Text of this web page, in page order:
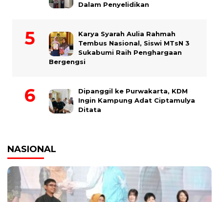
Dalam Penyelidikan
Karya Syarah Aulia Rahmah
Tembus Nasional, Siswi MTsN 3
Sukabumi Raih Penghargaan
Bergengsi
Dipanggil ke Purwakarta, KDM
Ingin Kampung Adat Ciptamulya
Ditata
NASIONAL